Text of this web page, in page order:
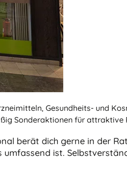
Gesundheits- und
Sonderaktionen für attraktive
berät dich gerne in der
ist.